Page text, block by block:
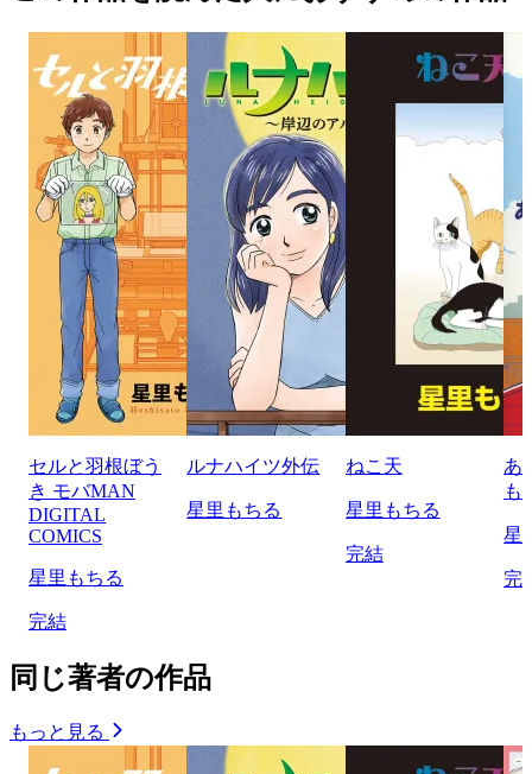
セルと羽根ぼう
き モバMAN
DIGITAL
COMICS
星里もちる
完結
ルナハイツ外伝
星里もちる
ねこ天
星里もちる
完結
あ
も
星
完
同じ著者の作品
もっと見る